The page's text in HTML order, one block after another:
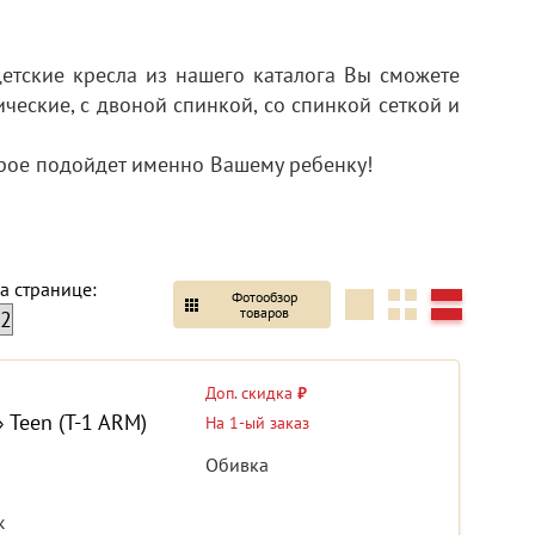
кресла из нашего каталога Вы сможете
с двоной спинкой, со спинкой сеткой и
подойдет именно Вашему ребенку!
странице:
Фотообзор
товаров
(T-1 ARM)
Доп. скидка ₽
На 1-ый заказ
Обивка